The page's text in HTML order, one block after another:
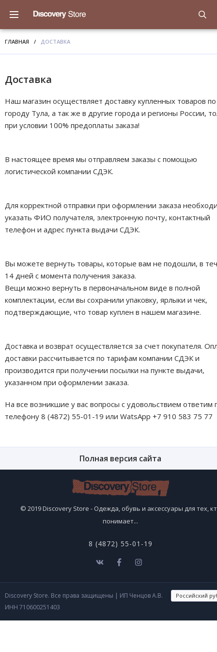
ГЛАВНАЯ / ДОСТАВКА
Доставка
Наш магазин осуществляет доставку купленных товаров по
городу Тула, а так же в другие города и регионы России,
при условии 100% предоплаты заказа!
В настоящее время мы отправляем заказы с помощью
логистической компании СДЭК.
Для корректной отправки при оформлении заказа
указать ФИО получателя, электронную почту, контактный
телефон и адрес пункта выдачи СДЭК.
Вы можете вернуть товары, которые вам не подошли, в
14 дней с момента получения заказа.
Вещи можно вернуть в первоначальном виде в полной
комплектации, если вы сохранили упаковку, ярлыки и чек,
подтверждающие, что товар куплен в нашем магазине.
Доставка и возврат осуществляется за счет покупателя.
доставки рассчитывается по тарифам компании СДЭК и
производится при получении посылки на пункте выдачи,
указанном при оформлении заказа.
На все возникшие у вас вопросы с удовольствием ответим
телефону 8 (4872) 55-01-19 или WatsApp +7 910 583 75 77
Полная версия сайта
© 2019 Discovery Store - Одежда, обувь и аксессуары для тех,
понимает...
8 (4872) 55-01-19
Discovery Store. Все права защищены | ИП Ченцов А.В.
ИНН 710600251403